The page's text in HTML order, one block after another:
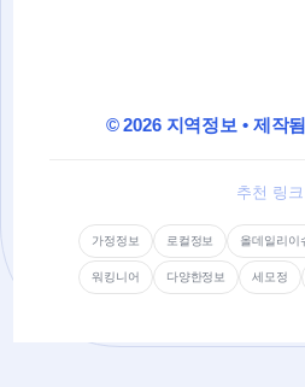
© 2026 지역정보 • 제작
추천 링크
가정정보 로컬정보 올데일리이
워킹니어 다양한정보 세모정